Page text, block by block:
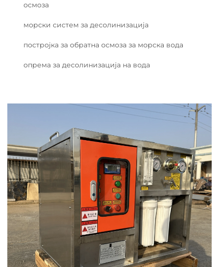
осмоза
морски систем за десолинизација
постројка за обратна осмоза за морска вода
опрема за десолинизација на вода